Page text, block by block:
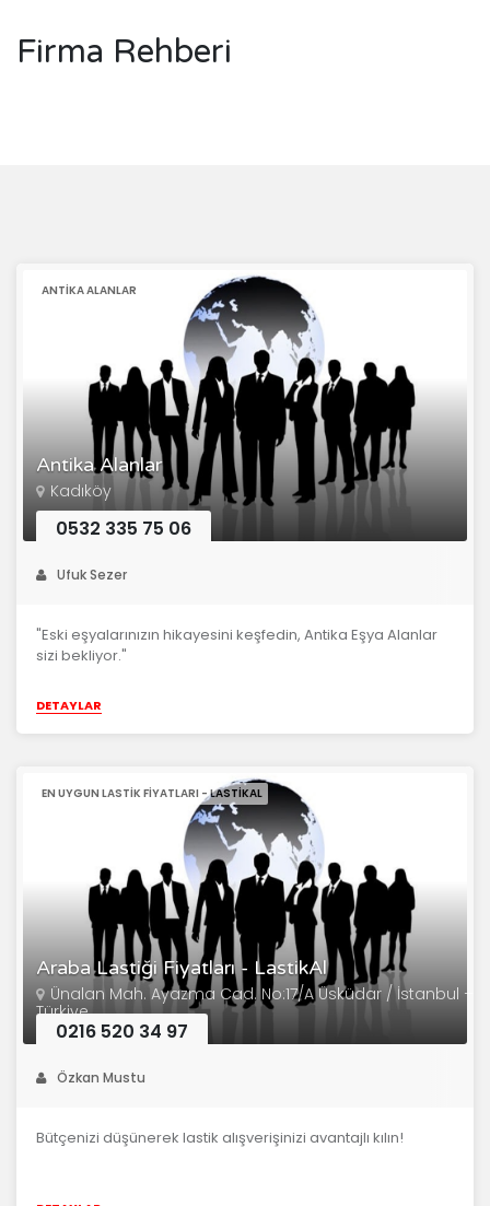
Firma Rehberi
Antika Alanlar
ANTIKA ALANLAR
Kadıköy
0532 335 75 06
Ufuk Sezer
"Eski eşyalarınızın hikayesini keşfedin, Antika Eşya Alanlar
sizi bekliyor."
DETAYLAR
Araba Lastiği Fiyatları - LastikAl
EN UYGUN LASTIK FIYATLARI - LASTIKAL
Ünalan Mah. Ayazma Cad. No:17/A Üsküdar / İstanbul –
Türkiye
0216 520 34 97
Özkan Mustu
Bütçenizi düşünerek lastik alışverişinizi avantajlı kılın!